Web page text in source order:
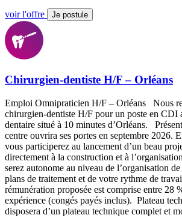
voir l'offre Je postule
Chirurgien-dentiste H/F – Orléans
Emploi Omnipraticien H/F – Orléans Nous
chirurgien-dentiste H/F pour un poste en CDI
dentaire situé à 10 minutes d’Orléans.
centre ouvrira ses portes en septembre 2026.
vous participerez au lancement d’un beau
directement à la construction et à
serez autonome au niveau de l’organisation
plans de traitement et de votre rythme de
rémunération proposée est comprise entre 28
expérience (congés payés inclus). Plateau
disposera d’un plateau technique complet et